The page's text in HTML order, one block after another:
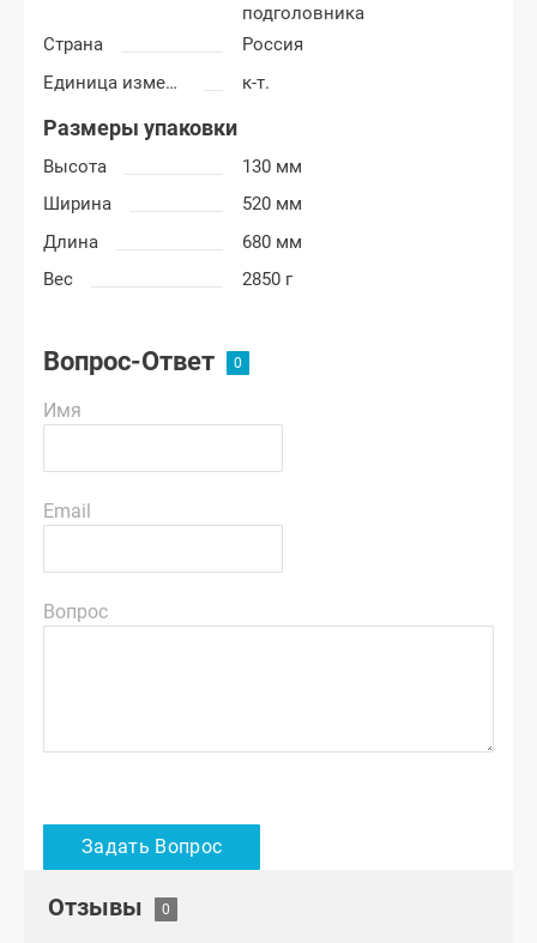
подголовника
Страна
Россия
Единица измерения
к-т.
Размеры упаковки
Высота
130 мм
Ширина
520 мм
Длина
680 мм
Вес
2850 г
Вопрос-Ответ
Имя
Email
Вопрос
Отзывы